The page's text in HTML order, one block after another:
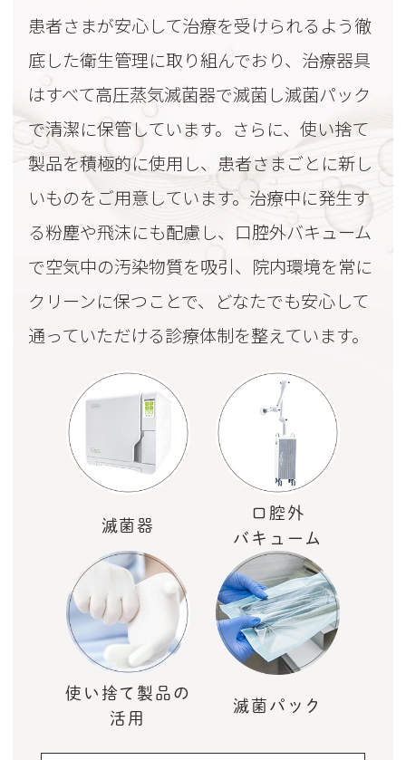
患者さまが安心して治療を受けられるよう徹
底した衛生管理に取り組んでおり、治療器具
はすべて高圧蒸気滅菌器で滅菌し滅菌パック
で清潔に保管しています。さらに、使い捨て
製品を積極的に使用し、患者さまごとに新し
いものをご用意しています。治療中に発生す
る粉塵や飛沫にも配慮し、口腔外バキューム
で空気中の汚染物質を吸引、院内環境を常に
クリーンに保つことで、どなたでも安心して
通っていただける診療体制を整えています。
滅菌器
口腔外
バキューム
使い捨て製品の
活用
滅菌パック